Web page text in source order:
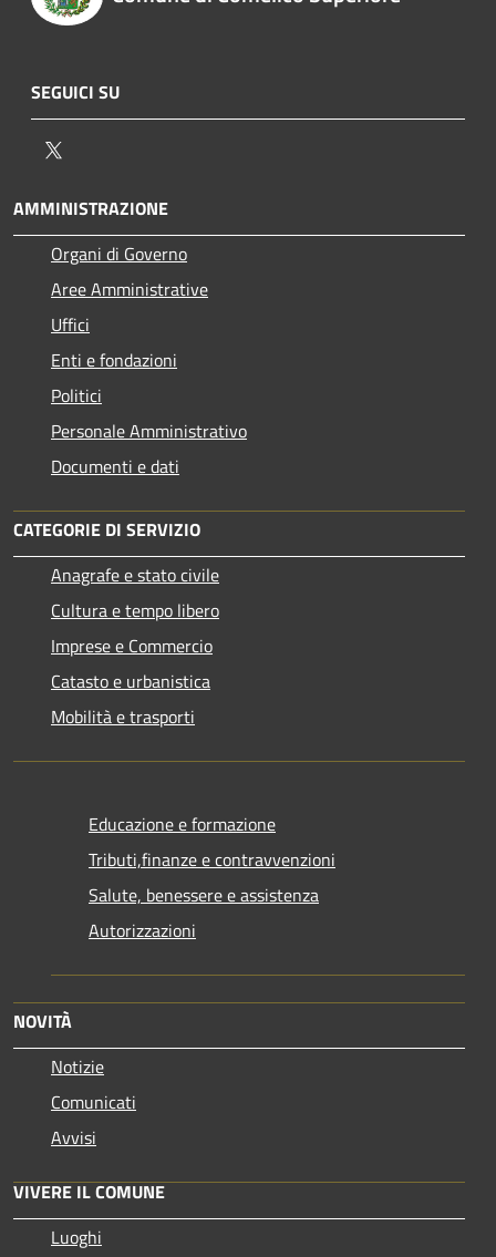
SEGUICI SU
AMMINISTRAZIONE
Organi di Governo
Aree Amministrative
Uffici
Enti e fondazioni
Politici
Personale Amministrativo
Documenti e dati
CATEGORIE DI SERVIZIO
Anagrafe e stato civile
Cultura e tempo libero
Imprese e Commercio
Catasto e urbanistica
Mobilità e trasporti
Educazione e formazione
Tributi,finanze e contravvenzioni
Salute, benessere e assistenza
Autorizzazioni
NOVITÀ
Notizie
Comunicati
Avvisi
VIVERE IL COMUNE
Luoghi